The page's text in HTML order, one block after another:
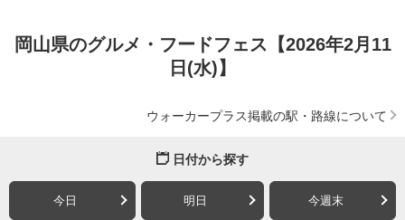
岡山県のグルメ・フードフェス【2026年2月11
日(水)】
ウォーカープラス掲載の駅・路線について
日付から探す
今日 明日 今週末